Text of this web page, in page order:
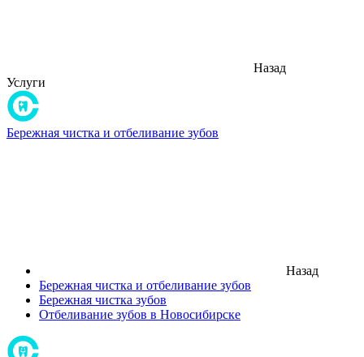
Назад
Услуги
Бережная чистка и отбеливание зубов
Назад
Бережная чистка и отбеливание зубов
Бережная чистка зубов
Отбеливание зубов в Новосибирске